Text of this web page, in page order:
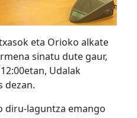
eta Orioko alkate
sinatu dute gaur,
Udalak
dezan.
diru-laguntza emango